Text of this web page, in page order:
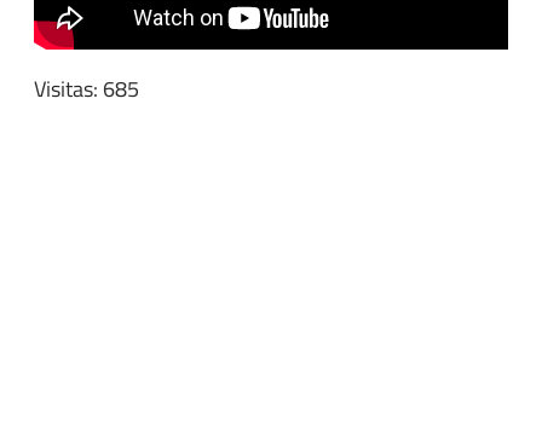
Visitas: 685